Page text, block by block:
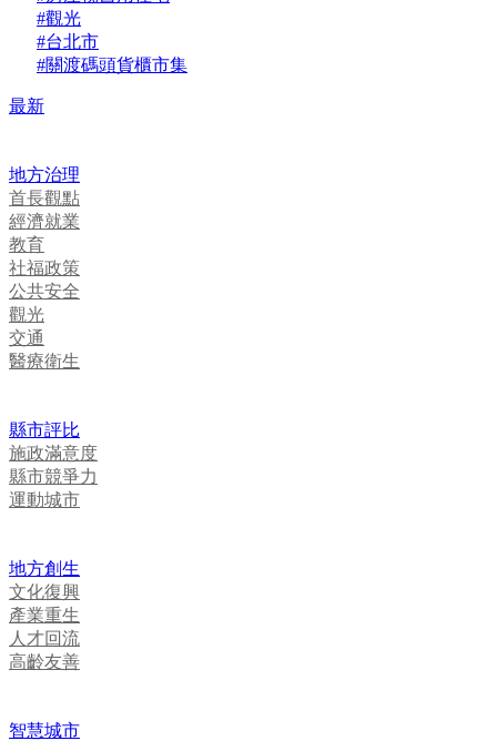
#觀光
#台北市
#關渡碼頭貨櫃市集
最新
地方治理
首長觀點
經濟就業
教育
社福政策
公共安全
觀光
交通
醫療衛生
縣市評比
施政滿意度
縣市競爭力
運動城市
地方創生
文化復興
產業重生
人才回流
高齡友善
智慧城市